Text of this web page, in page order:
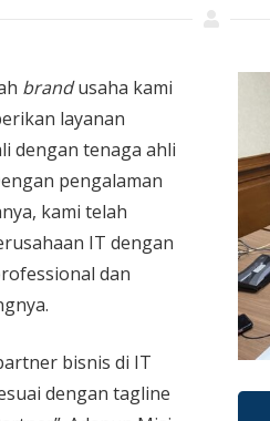
brandusaha kami
layanan
dengan tenaga ahli
pengalaman
kami telah
IT dengan
dan
bisnis di IT
dengan tagline